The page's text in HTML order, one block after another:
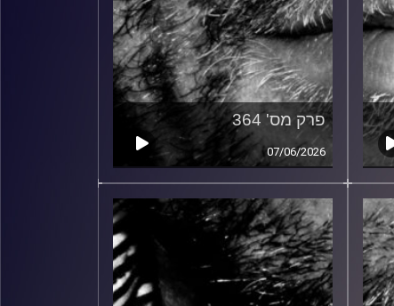
פרק מס' 364
07/06/2026